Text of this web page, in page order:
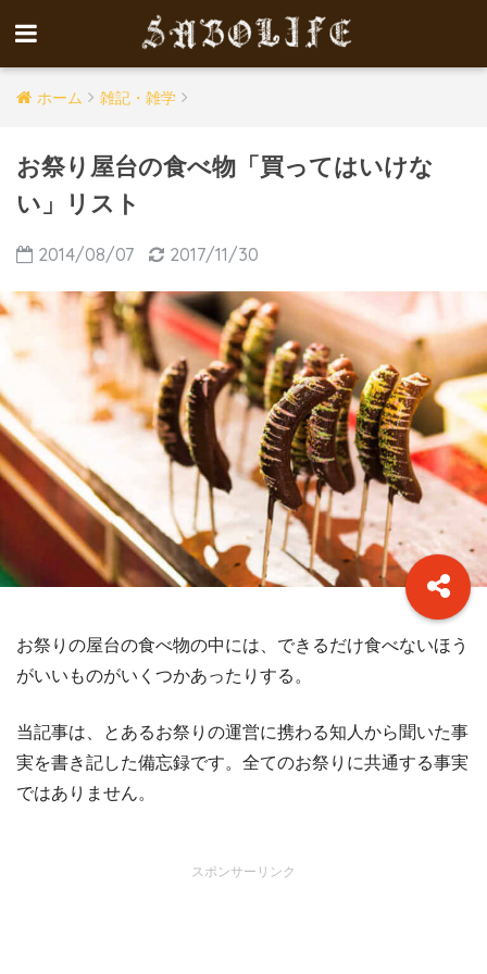
ホーム 雑記・雑学
お祭り屋台の食べ物「買ってはいけな
い」リスト
2014/08/07 2017/11/30
お祭りの屋台の食べ物の中には、できるだけ食べないほう
がいいものがいくつかあったりする。
当記事は、とあるお祭りの運営に携わる知人から聞いた事
実を書き記した備忘録です。全てのお祭りに共通する事実
ではありません。
スポンサーリンク